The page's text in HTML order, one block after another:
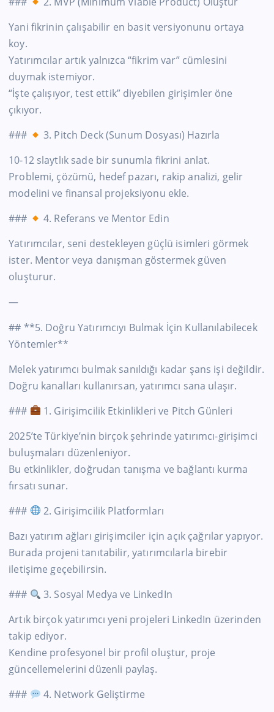
Yani fikrinin çalışabilir en basit versiyonunu ortaya
koy.
Yatırımcılar artık yalnızca “fikrim var” cümlesini
duymak istemiyor.
“İşte çalışıyor, test ettik” diyebilen girişimler öne
çıkıyor.
###
3. Pitch Deck (Sunum Dosyası) Hazırla
10-12 slaytlık sade bir sunumla fikrini anlat.
Problemi, çözümü, hedef pazarı, rakip analizi, gelir
modelini ve finansal projeksiyonu ekle.
###
4. Referans ve Mentor Edin
Yatırımcılar, seni destekleyen güçlü isimleri görmek
ister. Mentor veya danışman göstermek güven
oluşturur.
—
## **5. Doğru Yatırımcıyı Bulmak İçin Kullanılabilecek
Yöntemler**
Melek yatırımcı bulmak sanıldığı kadar şans işi değildir.
Doğru kanalları kullanırsan, yatırımcı sana ulaşır.
###
1. Girişimcilik Etkinlikleri ve Pitch Günleri
2025’te Türkiye’nin birçok şehrinde yatırımcı-girişimci
buluşmaları düzenleniyor.
Bu etkinlikler, doğrudan tanışma ve bağlantı kurma
fırsatı sunar.
###
2. Girişimcilik Platformları
Bazı yatırım ağları girişimciler için açık çağrılar yapıyor.
Burada projeni tanıtabilir, yatırımcılarla birebir
iletişime geçebilirsin.
###
3. Sosyal Medya ve LinkedIn
Artık birçok yatırımcı yeni projeleri LinkedIn üzerinden
takip ediyor.
Kendine profesyonel bir profil oluştur, proje
güncellemelerini düzenli paylaş.
###
4. Network Geliştirme